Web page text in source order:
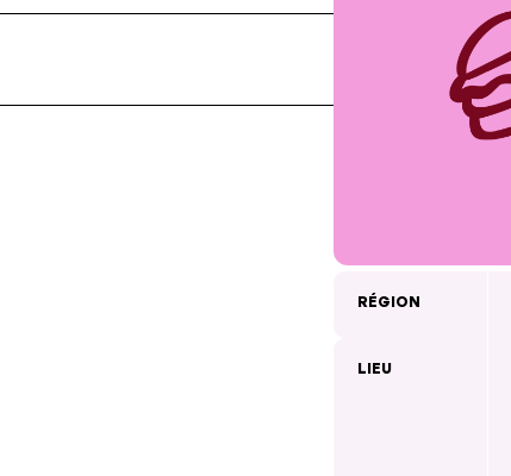
RÉGION
LIEU